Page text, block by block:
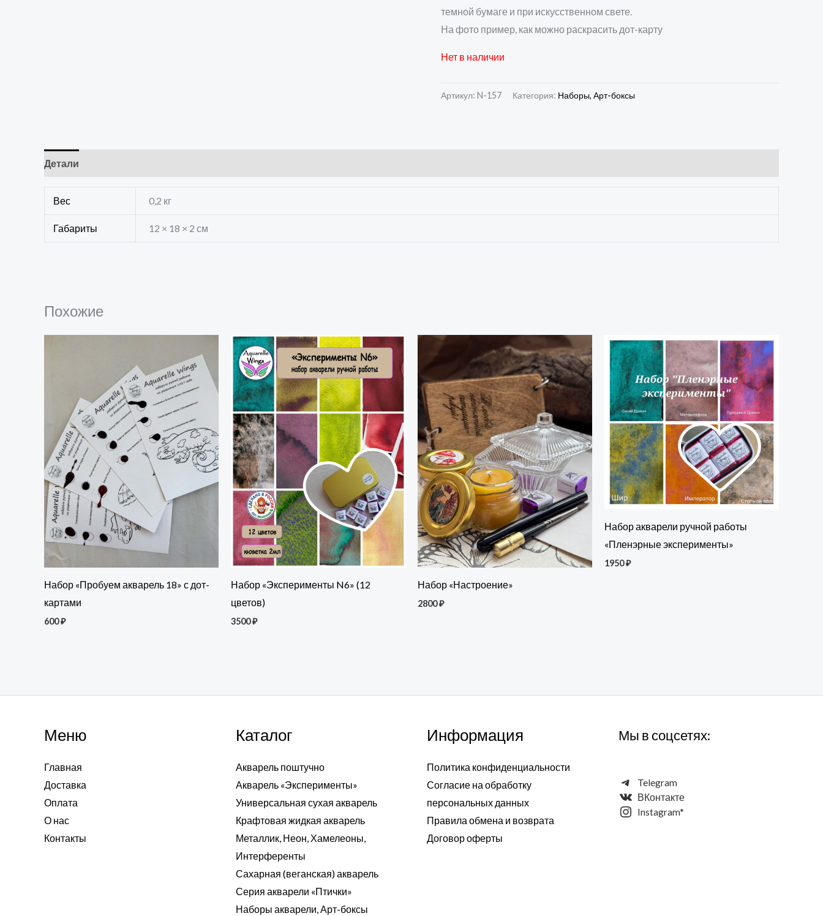
темной бумаге и при искусственном свете.
На фото пример, как можно раскрасить дот-карту
Нет в наличии
Артикул: N-157 Категория: Наборы, Арт-боксы
Детали
Вес 0,2 кг
Габариты 12 × 18 × 2 см
Похожие
Набор «Пробуем акварель 18» с дот-
картами
600₽
Набор «Эксперименты N6» (12
цветов)
3500₽
Набор «Настроение»
2800₽
Набор акварели ручной работы
«Пленэрные эксперименты»
1950₽
Меню
Главная
Доставка
Оплата
О нас
Контакты
Каталог
Акварель поштучно
Акварель «Эксперименты»
Универсальная сухая акварель
Крафтовая жидкая акварель
Металлик, Неон, Хамелеоны,
Интерференты
Сахарная (веганская) акварель
Серия акварели «Птички»
Наборы акварели, Арт-боксы
Информация
Политика конфиденциальности
Согласие на обработку
персональных данных
Правила обмена и возврата
Договор оферты
Мы в соцсетях:
Telegram
ВКонтакте
Instagram*